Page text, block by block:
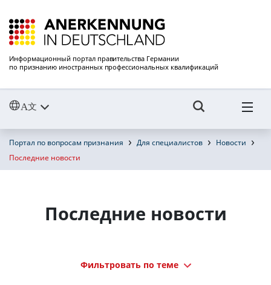
Информационный портал правительства Германии
по признанию иностранных профессиональных квалификаций
Портал по вопросам признания Для специалистов
Новости
Последние новости
Последние новости
Фильтровать по теме